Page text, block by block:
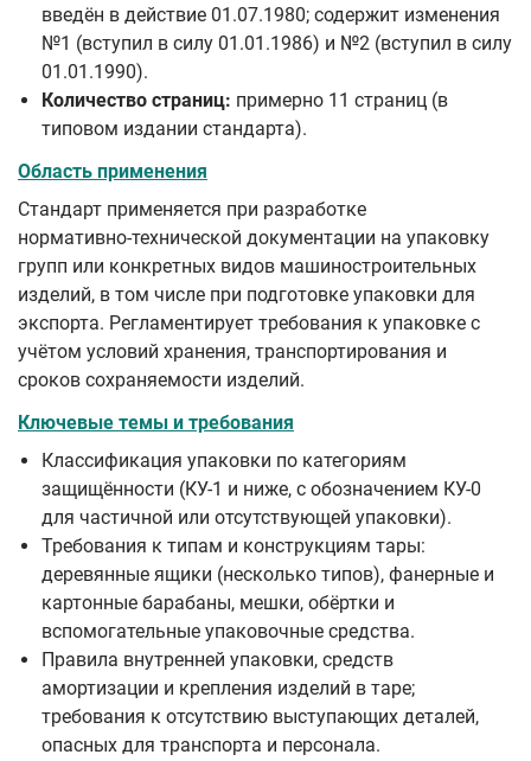
введён в действие 01.07.1980; содержит изменения
№1 (вступил в силу 01.01.1986) и №2 (вступил в силу
01.01.1990).
Количество страниц: примерно 11 страниц (в
типовом издании стандарта).
Область применения
Стандарт применяется при разработке
нормативно‑технической документации на упаковку
групп или конкретных видов машиностроительных
изделий, в том числе при подготовке упаковки для
экспорта. Регламентирует требования к упаковке с
учётом условий хранения, транспортирования и
сроков сохраняемости изделий.
Ключевые темы и требования
Классификация упаковки по категориям
защищённости (КУ-1 и ниже, с обозначением КУ-0
для частичной или отсутствующей упаковки).
Требования к типам и конструкциям тары:
деревянные ящики (несколько типов), фанерные и
картонные барабаны, мешки, обёртки и
вспомогательные упаковочные средства.
Правила внутренней упаковки, средств
амортизации и крепления изделий в таре;
требования к отсутствию выступающих деталей,
опасных для транспорта и персонала.